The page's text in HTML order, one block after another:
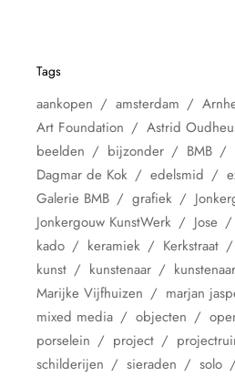
Tags
aankopen amsterdam
Art Foundation
Astrid
beelden
bijzonder BMB
Dagmar de Kok
edelsmid
Galerie BMB
grafiek
Jonkergouw KunstWerk
Jose
kado
keramiek Kerkstraat
kunst
kunstenaar
Marijke Vijfhuizen
marjan
mixed media
objecten
porselein
project
schilderijen
sieraden solo